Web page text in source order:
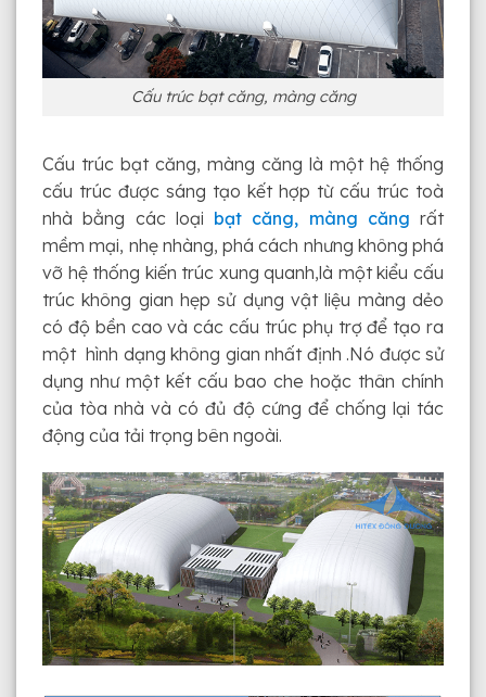
Cấu trúc bạt căng, màng căng
Cấu trúc bạt căng, màng căng là một hệ thống
cấu trúc được sáng tạo kết hợp từ cấu trúc toà
nhà bằng các loại bạt căng, màng căng rất
mềm mại, nhẹ nhàng, phá cách nhưng không phá
vỡ hệ thống kiến trúc xung quanh,là một kiểu cấu
trúc không gian hẹp sử dụng vật liệu màng dẻo
có độ bền cao và các cấu trúc phụ trợ để tạo ra
một hình dạng không gian nhất định .Nó được sử
dụng như một kết cấu bao che hoặc thân chính
của tòa nhà và có đủ độ cứng để chống lại tác
động của tải trọng bên ngoài.